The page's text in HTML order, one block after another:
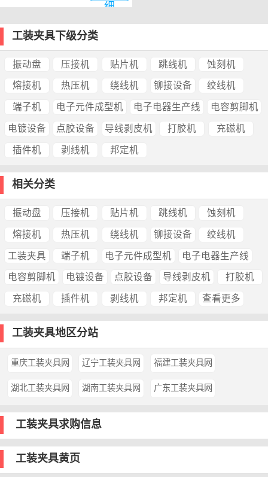
细
工装夹具下级分类
振动盘 压接机 贴片机 跳线机 蚀刻机
熔接机 热压机 绕线机 铆接设备 绞线机
端子机 电子元件成型机 电子电器生产线 电容剪脚机
电镀设备 点胶设备 导线剥皮机 打胶机 充磁机
插件机 剥线机 邦定机
相关分类
振动盘 压接机 贴片机 跳线机 蚀刻机
熔接机 热压机 绕线机 铆接设备 绞线机
工装夹具 端子机 电子元件成型机 电子电器生产线
电容剪脚机 电镀设备 点胶设备 导线剥皮机 打胶机
充磁机 插件机 剥线机 邦定机 查看更多
工装夹具地区分站
重庆工装夹具网 辽宁工装夹具网 福建工装夹具网
湖北工装夹具网 湖南工装夹具网 广东工装夹具网
工装夹具求购信息
工装夹具黄页